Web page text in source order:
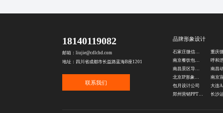
18140119082
邮箱：liujie@cdlchd.com
地址：四川省成都市长益路蓝海B座1201
联系我们
品牌形象设计
石家庄微信互动推文设计
南京餐饮包装袋设计
南昌景区导览图设计
北京IP形象设计公司
包月设计公司
郑州营销PPT设计